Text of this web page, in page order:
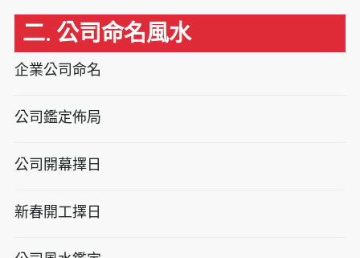
二. 公司命名風水
企業公司命名
公司鑑定佈局
公司開幕擇日
新春開工擇日